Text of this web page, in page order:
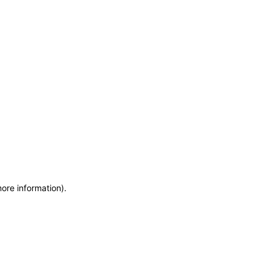
information).